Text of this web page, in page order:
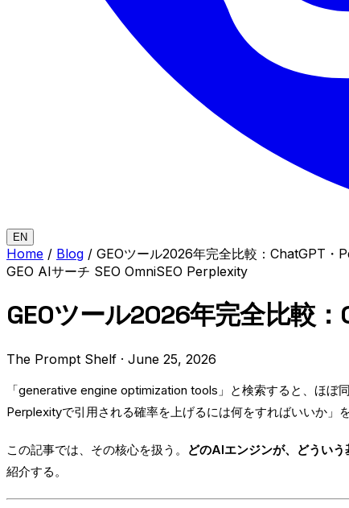
EN
Home / Blog / GEOツール2026年完全比較：ChatGPT・
GEO AIサーチ SEO OmniSEO Perplexity
GEOツール2026年完全比較
The Prompt Shelf · June 25, 2026
「generative engine optimization tools」と検索すると、ほぼ
Perplexityで引用される確率を上げるには何をすればいいか」
この記事では、その核心を扱う。 どのAIエンジンが、どうい
紹介する。